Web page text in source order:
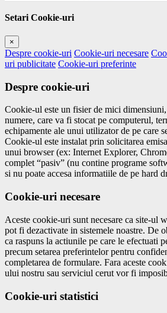
Setari Cookie-uri
×
Despre cookie-uri Cookie-uri necesare
uri publicitate Cookie-uri preferinte
Despre cookie-uri
Cookie-ul este un fisier de mici
numere, care va fi stocat pe computerul,
echipamente ale unui utilizator de pe care
Cookie-ul este instalat prin solicitarea
unui browser (ex: Internet Explorer,
complet “pasiv” (nu contine programe
si nu poate accesa informatiile de pe hard
Cookie-uri necesare
Aceste cookie-uri sunt necesare ca site-ul
pot fi dezactivate in sistemele noastre. De
ca raspuns la actiunile pe care le efectuati
precum setarea preferintelor pentru
completarea de formulare. Fara aceste
ului nostru sau serviciul cerut vor fi
Cookie-uri statistici